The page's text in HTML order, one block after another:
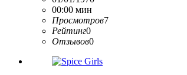
00:00 мин
Просмотров7
Рейтинг0
Отзывов0